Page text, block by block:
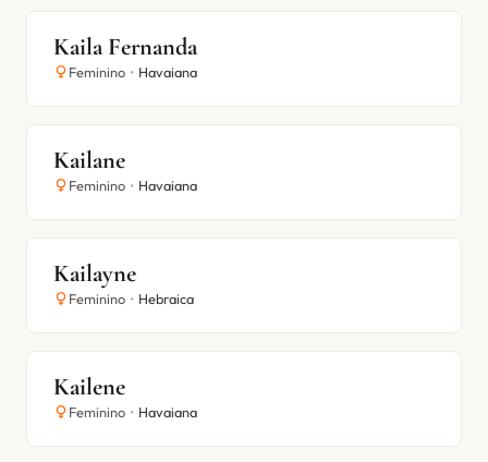
Kaila Fernanda
Feminino • Havaiana
Kailane
Feminino • Havaiana
Kailayne
Feminino • Hebraica
Kailene
Feminino • Havaiana